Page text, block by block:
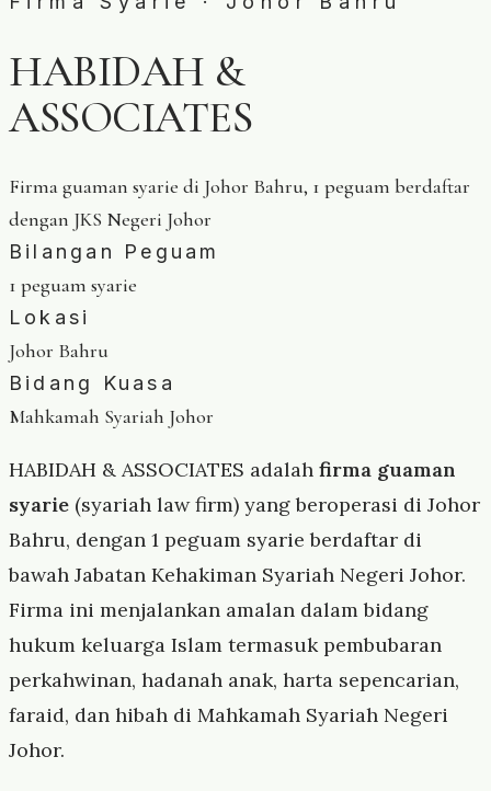
HABIDAH &
ASSOCIATES
Firma guaman syarie di Johor Bahru, 1 peguam berdaftar
dengan JKS Negeri Johor
Bilangan Peguam
1 peguam syarie
Lokasi
Johor Bahru
Bidang Kuasa
Mahkamah Syariah Johor
HABIDAH & ASSOCIATES adalah firma guaman
syarie (syariah law firm) yang beroperasi di Johor
Bahru, dengan 1 peguam syarie berdaftar di
bawah Jabatan Kehakiman Syariah Negeri Johor.
Firma ini menjalankan amalan dalam bidang
hukum keluarga Islam termasuk pembubaran
perkahwinan, hadanah anak, harta sepencarian,
faraid, dan hibah di Mahkamah Syariah Negeri
Johor.